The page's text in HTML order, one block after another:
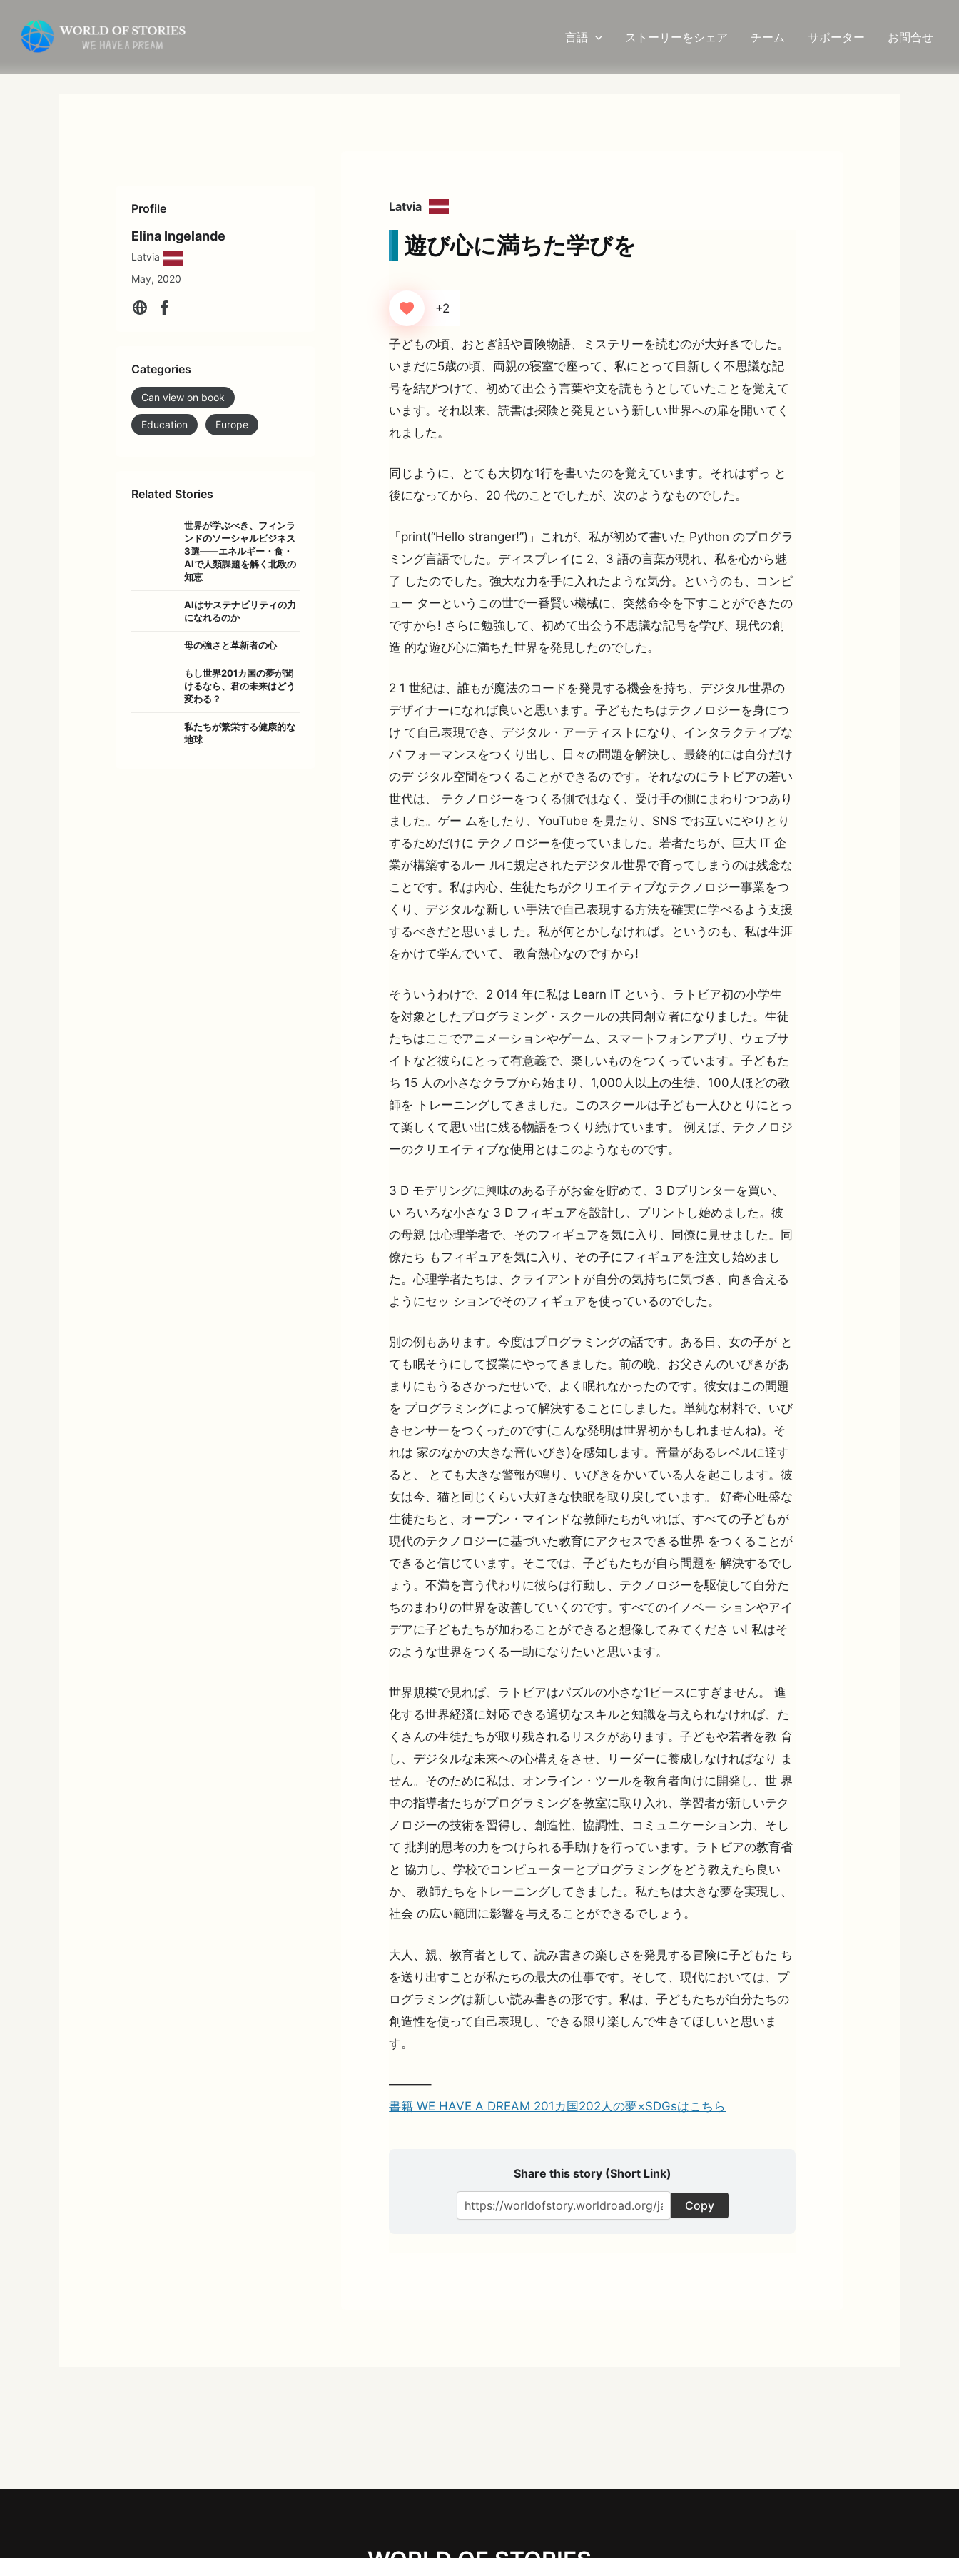
言語 ストーリーをシェア チーム サポーター お問合せ
Profile
Elina Ingelande
Latvia
May, 2020
Categories
Can view on book
Education Europe
Related Stories
世界が学ぶべき、フィンラ
ンドのソーシャルビジネス
3選――エネルギー・食・
AIで人類課題を解く北欧の
知恵
AIはサステナビリティの力
になれるのか
母の強さと革新者の心
もし世界201カ国の夢が聞
けるなら、君の未来はどう
変わる？
私たちが繁栄する健康的な
地球
Latvia
遊び心に満ちた学びを
+2
子どもの頃、おとぎ話や冒険物語、ミステリーを読むのが大好きでした。
いまだに5歳の頃、両親の寝室で座って、私にとって目新しく不思議な記
号を結びつけて、初めて出会う言葉や文を読もうとしていたことを覚えて
います。それ以来、読書は探険と発見という新しい世界への扉を開いてく
れました。
同じように、とても大切な1行を書いたのを覚えています。それはずっ と
後になってから、20 代のことでしたが、次のようなものでした。
「print(“Hello stranger!”)」これが、私が初めて書いた Python のプログラ
ミング言語でした。ディスプレイに 2、3 語の言葉が現れ、私を心から魅
了 したのでした。強大な力を手に入れたような気分。というのも、コンピ
ュー ターというこの世で一番賢い機械に、突然命令を下すことができたの
ですから! さらに勉強して、初めて出会う不思議な記号を学び、現代の創
造 的な遊び心に満ちた世界を発見したのでした。
2 1 世紀は、誰もが魔法のコードを発見する機会を持ち、デジタル世界の
デザイナーになれば良いと思います。子どもたちはテクノロジーを身につ
け て自己表現でき、デジタル・アーティストになり、インタラクティブな
パ フォーマンスをつくり出し、日々の問題を解決し、最終的には自分だけ
のデ ジタル空間をつくることができるのです。それなのにラトビアの若い
世代は、 テクノロジーをつくる側ではなく、受け手の側にまわりつつあり
ました。ゲー ムをしたり、YouTube を見たり、SNS でお互いにやりとり
するためだけに テクノロジーを使っていました。若者たちが、巨大 IT 企
業が構築するルー ルに規定されたデジタル世界で育ってしまうのは残念な
ことです。私は内心、生徒たちがクリエイティブなテクノロジー事業をつ
くり、デジタルな新し い手法で自己表現する方法を確実に学べるよう支援
するべきだと思いまし た。私が何とかしなければ。というのも、私は生涯
をかけて学んでいて、 教育熱心なのですから!
そういうわけで、2 014 年に私は Learn IT という、ラトビア初の小学生
を対象としたプログラミング・スクールの共同創立者になりました。生徒
たちはここでアニメーションやゲーム、スマートフォンアプリ、ウェブサ
イトなど彼らにとって有意義で、楽しいものをつくっています。子どもた
ち 15 人の小さなクラブから始まり、1,000人以上の生徒、100人ほどの教
師を トレーニングしてきました。このスクールは子ども一人ひとりにとっ
て楽しくて思い出に残る物語をつくり続けています。 例えば、テクノロジ
ーのクリエイティブな使用とはこのようなものです。
3 D モデリングに興味のある子がお金を貯めて、3 Dプリンターを買い、
い ろいろな小さな 3 D フィギュアを設計し、プリントし始めました。彼
の母親 は心理学者で、そのフィギュアを気に入り、同僚に見せました。同
僚たち もフィギュアを気に入り、その子にフィギュアを注文し始めまし
た。心理学者たちは、クライアントが自分の気持ちに気づき、向き合える
ようにセッ ションでそのフィギュアを使っているのでした。
別の例もあります。今度はプログラミングの話です。ある日、女の子が と
ても眠そうにして授業にやってきました。前の晩、お父さんのいびきがあ
まりにもうるさかったせいで、よく眠れなかったのです。彼女はこの問題
を プログラミングによって解決することにしました。単純な材料で、いび
きセンサーをつくったのです(こんな発明は世界初かもしれませんね)。そ
れは 家のなかの大きな音(いびき)を感知します。音量があるレベルに達す
ると、 とても大きな警報が鳴り、いびきをかいている人を起こします。彼
女は今、猫と同じくらい大好きな快眠を取り戻しています。 好奇心旺盛な
生徒たちと、オープン・マインドな教師たちがいれば、すべての子どもが
現代のテクノロジーに基づいた教育にアクセスできる世界 をつくることが
できると信じています。そこでは、子どもたちが自ら問題を 解決するでし
ょう。不満を言う代わりに彼らは行動し、テクノロジーを駆使して自分た
ちのまわりの世界を改善していくのです。すべてのイノベー ションやアイ
デアに子どもたちが加わることができると想像してみてくださ い! 私はそ
のような世界をつくる一助になりたいと思います。
世界規模で見れば、ラトビアはパズルの小さな1ピースにすぎません。 進
化する世界経済に対応できる適切なスキルと知識を与えられなければ、た
くさんの生徒たちが取り残されるリスクがあります。子どもや若者を教 育
し、デジタルな未来への心構えをさせ、リーダーに養成しなければなり ま
せん。そのために私は、オンライン・ツールを教育者向けに開発し、世 界
中の指導者たちがプログラミングを教室に取り入れ、学習者が新しいテク
ノロジーの技術を習得し、創造性、協調性、コミュニケーション力、そし
て 批判的思考の力をつけられる手助けを行っています。ラトビアの教育省
と 協力し、学校でコンピューターとプログラミングをどう教えたら良い
か、 教師たちをトレーニングしてきました。私たちは大きな夢を実現し、
社会 の広い範囲に影響を与えることができるでしょう。
大人、親、教育者として、読み書きの楽しさを発見する冒険に子どもた ち
を送り出すことが私たちの最大の仕事です。そして、現代においては、プ
ログラミングは新しい読み書きの形です。私は、子どもたちが自分たちの
創造性を使って自己表現し、できる限り楽しんで生きてほしいと思いま
す。
———–
書籍 WE HAVE A DREAM 201カ国202人の夢×SDGsはこちら
Share this story (Short Link)
Copy